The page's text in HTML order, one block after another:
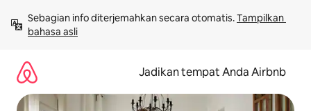
langsung
lihat
Sebagian info diterjemahkan secara otomatis. Tampilkan
bahasa asli
Jadikan tempat Anda Airbnb